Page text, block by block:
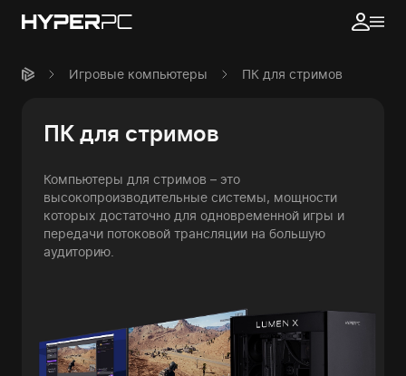
Игровые компьютеры ПК для стримов
ПК для стримов
Компьютеры для стримов – это
высокопроизводительные системы, мощности
которых достаточно для одновременной игры и
передачи потоковой трансляции на большую
аудиторию.